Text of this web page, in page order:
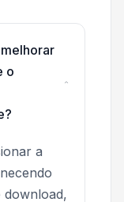
o
a
download,